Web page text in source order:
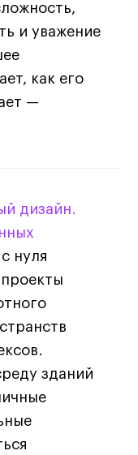
и уважение
как его
—
дизайн.
нуля
зданий